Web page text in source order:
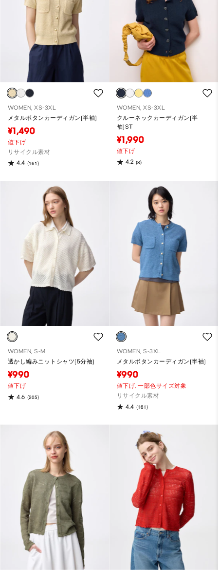
WOMEN, XS-3XL
メタルボタンカーディガン(半袖)
¥1,490
値下げ
リサイクル素材
4.4 (161)
WOMEN, XS-3XL
クルーネックカーディガン(半
袖)ST
¥1,990
値下げ
4.2 (8)
WOMEN, S-M
透かし編みニットシャツ(5分袖)
¥990
値下げ
4.6 (205)
WOMEN, S-3XL
メタルボタンカーディガン(半袖)
¥990
値下げ,一部色サイズ対象
リサイクル素材
4.4 (161)